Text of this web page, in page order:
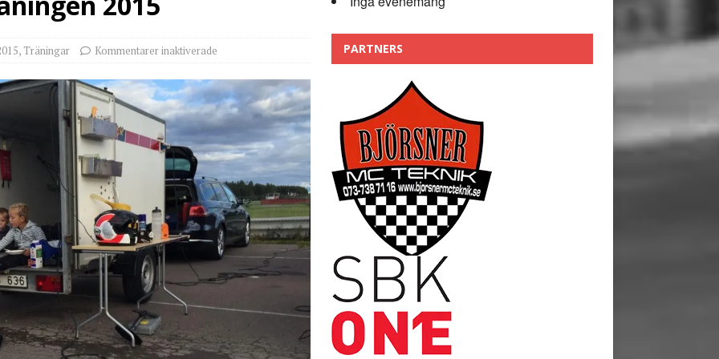
2026 Fullbokat – tack för ert stora intresse!
, Träningar Kommentarer inaktiverade PARTNERS